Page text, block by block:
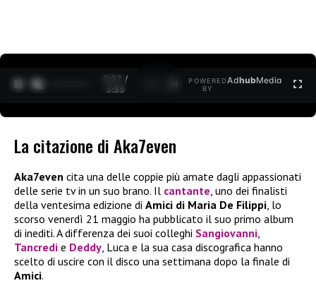
0:27 /
3:35
POWERED
BY
AdhubMedia
La citazione di Aka7even
Aka7even cita una delle coppie più amate dagli appassionati
delle serie tv in un suo brano. Il cantante, uno dei finalisti
della ventesima edizione di Amici di Maria De Filippi, lo
scorso venerdì 21 maggio ha pubblicato il suo primo album
di inediti. A differenza dei suoi colleghi Sangiovanni,
Tancredi e Deddy, Luca e la sua casa discografica hanno
scelto di uscire con il disco una settimana dopo la finale di
Amici.